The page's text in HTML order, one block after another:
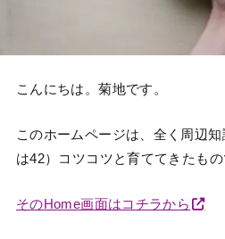
こんにちは。菊地です。
このホームページは、全く周辺
は42）コツコツと育ててきたもの
そのHome画面はコチラから